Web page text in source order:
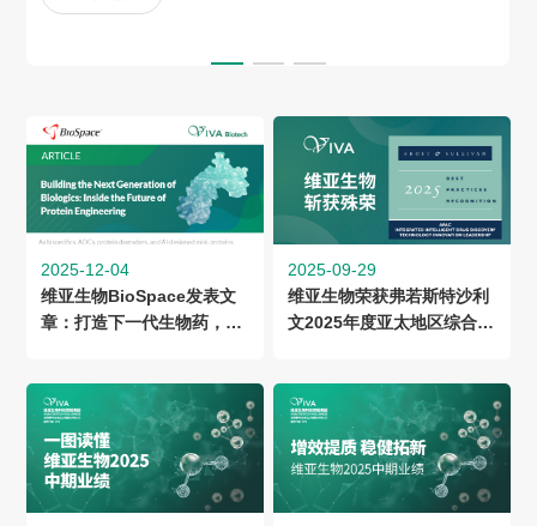
2025-12-04
维亚生物BioSpace发表文
章：打造下一代生物药，洞
2025-09-29
维亚生物荣获弗若斯特沙利
文2025年度亚太地区综合智